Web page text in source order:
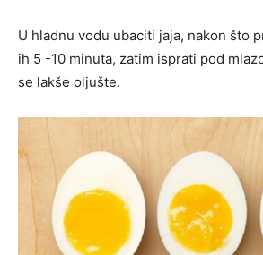
U hladnu vodu ubaciti jaja, nakon što
ih 5 -10 minuta, zatim isprati pod
se lakše oljušte.